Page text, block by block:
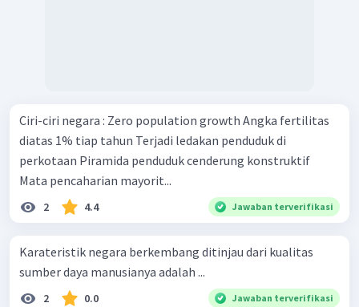
Ciri-ciri negara : Zero population growth Angka fertilitas
diatas 1% tiap tahun Terjadi ledakan penduduk di
perkotaan Piramida penduduk cenderung konstruktif
Mata pencaharian mayorit...
2 4.4 Jawaban terverifikasi
Karateristik negara berkembang ditinjau dari kualitas
sumber daya manusianya adalah ...
2 0.0 Jawaban terverifikasi